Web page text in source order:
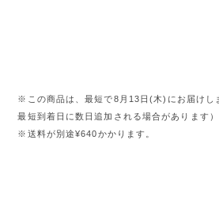
※この商品は、最短で8月13日(木)にお届けし
最短到着日に数日追加される場合があります）
※送料が別途¥640かかります。